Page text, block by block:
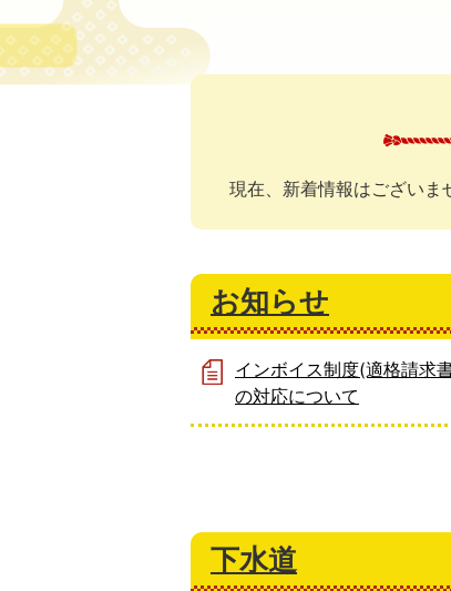
現在、新着情報はございま
お知らせ
インボイス制度(適格請求
の対応について
下水道